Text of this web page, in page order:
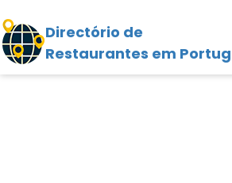
Directório de
Restaurantes em